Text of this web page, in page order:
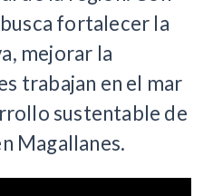
fortalecer la
mejorar la
trabajan en el mar
sustentable de
Magallanes.